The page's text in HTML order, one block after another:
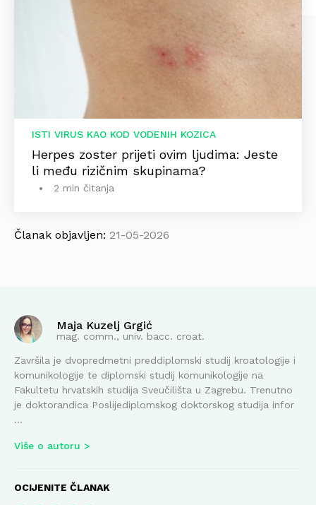
ISTI VIRUS KAO KOD VODENIH KOZICA
Herpes zoster prijeti ovim ljudima: Jeste
li među rizičnim skupinama?
2 min čitanja
Članak objavljen: 21-05-2026
Maja Kuzelj Grgić
mag. comm., univ. bacc. croat.
Završila je dvopredmetni preddiplomski studij kroatologije i
komunikologije te diplomski studij komunikologije na
Fakultetu hrvatskih studija Sveučilišta u Zagrebu. Trenutno
je doktorandica Poslijediplomskog doktorskog studija infor
...
Više o autoru
OCIJENITE ČLANAK